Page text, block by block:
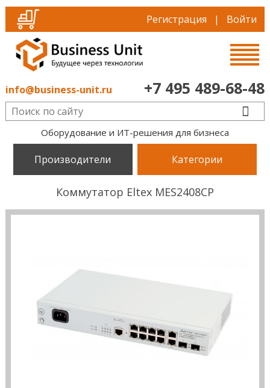
Регистрация | Войти
info@business-unit.ru +7 495 489-68-48
Оборудование и ИТ-решения для бизнеса
Производители Категории
Коммутатор Eltex MES2408CP